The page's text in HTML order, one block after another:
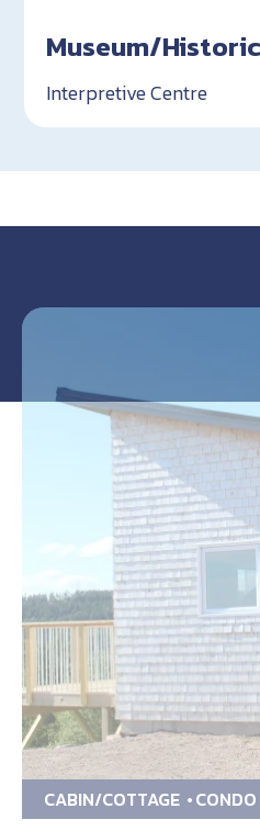
Museum/
Interpretive Centre
CABIN/COTTAGE